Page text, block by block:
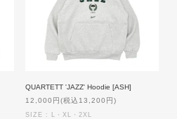
QUARTETT 'JAZZ' Hoodie [ASH]
12,000円(税込13,200円)
SIZE : L・XL・2XL